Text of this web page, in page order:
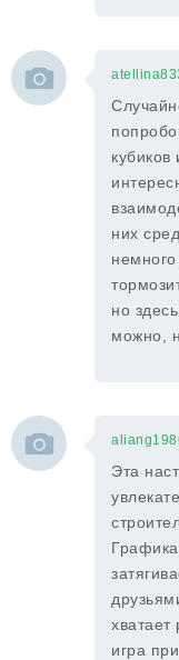
них
но
можно,
Эта
хватает
игра